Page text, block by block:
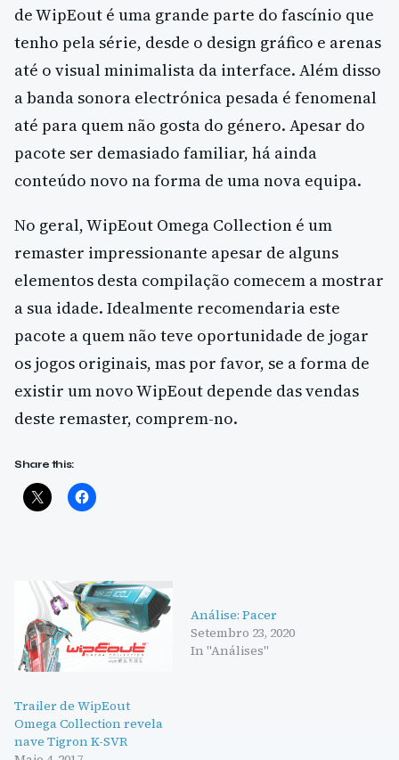
de WipEout é uma grande parte do fascínio que
tenho pela série, desde o design gráfico e arenas
até o visual minimalista da interface. Além disso
a banda sonora electrónica pesada é fenomenal
até para quem não gosta do género. Apesar do
pacote ser demasiado familiar, há ainda
conteúdo novo na forma de uma nova equipa.
No geral, WipEout Omega Collection é um
remaster impressionante apesar de alguns
elementos desta compilação comecem a mostrar
a sua idade. Idealmente recomendaria este
pacote a quem não teve oportunidade de jogar
os jogos originais, mas por favor, se a forma de
existir um novo WipEout depende das vendas
deste remaster, comprem-no.
Share this:
Trailer de WipEout
Omega Collection revela
nave Tigron K-SVR
Análise: Pacer
Setembro 23, 2020
In "Análises"